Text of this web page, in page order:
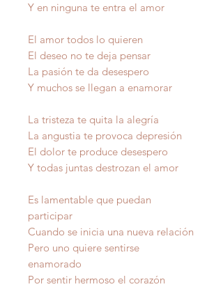
Y en ninguna te entra el amor
El amor todos lo quieren
El deseo no te deja pensar
La pasión te da desespero
Y muchos se llegan a enamorar
La tristeza te quita la alegría
La angustia te provoca depresión
El dolor te produce desespero
Y todas juntas destrozan el amor
Es lamentable que puedan
participar
Cuando se inicia una nueva relación
Pero uno quiere sentirse
enamorado
Por sentir hermoso el corazón